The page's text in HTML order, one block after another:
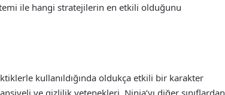
ile hangi stratejilerin en etkili olduğunu
kullanıldığında oldukça etkili bir karakter
ve gizlilik yetenekleri, Ninja’yı diğer sınıflardan